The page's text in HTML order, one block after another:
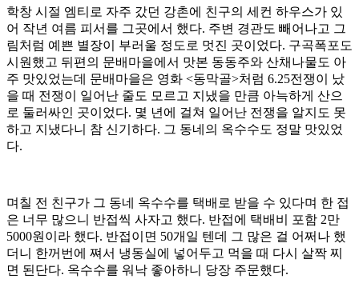
학창 시절 엠티로 자주 갔던 강촌에 친구의 세컨 하우스가 있
어 작년 여름 피서를 그곳에서 했다. 주변 경관도 빼어나고 그
림처럼 예쁜 별장이 부러울 정도로 멋진 곳이었다. 구곡폭포도
시원했고 뒤편의 문배마을에서 맛본 동동주와 산채나물도 아
주 맛있었는데 문배마을은 영화 <동막골>처럼 6.25전쟁이 났
을 때 전쟁이 일어난 줄도 모르고 지냈을 만큼 아늑하게 산으
로 둘러싸인 곳이었다. 몇 년에 걸쳐 일어난 전쟁을 알지도 못
하고 지냈다니 참 신기하다. 그 동네의 옥수수도 정말 맛있었
다.
며칠 전 친구가 그 동네 옥수수를 택배로 받을 수 있다며 한 접
은 너무 많으니 반접씩 사자고 했다. 반접에 택배비 포함 2만
5000원이라 했다. 반접이면 50개일 텐데 그 많은 걸 어쩌나 했
더니 한꺼번에 쪄서 냉동실에 넣어두고 먹을 때 다시 살짝 찌
면 된단다. 옥수수를 워낙 좋아하니 당장 주문했다.